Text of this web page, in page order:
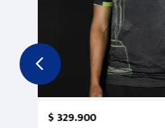
$329.900